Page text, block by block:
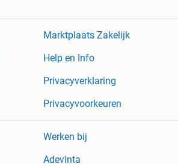
Marktplaats Zakelijk
Help en Info
Privacyverklaring
Privacyvoorkeuren
Werken bij
Adevinta